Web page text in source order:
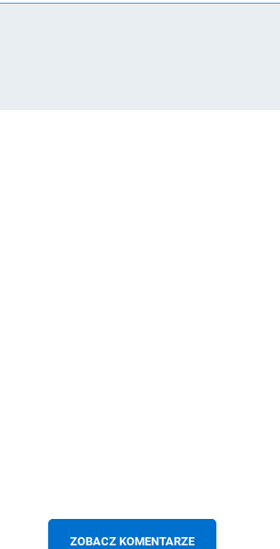
ZOBACZ KOMENTARZE